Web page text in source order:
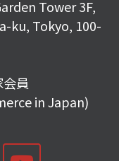
Tower 3F,
ku, Tokyo, 100-
員
in Japan)